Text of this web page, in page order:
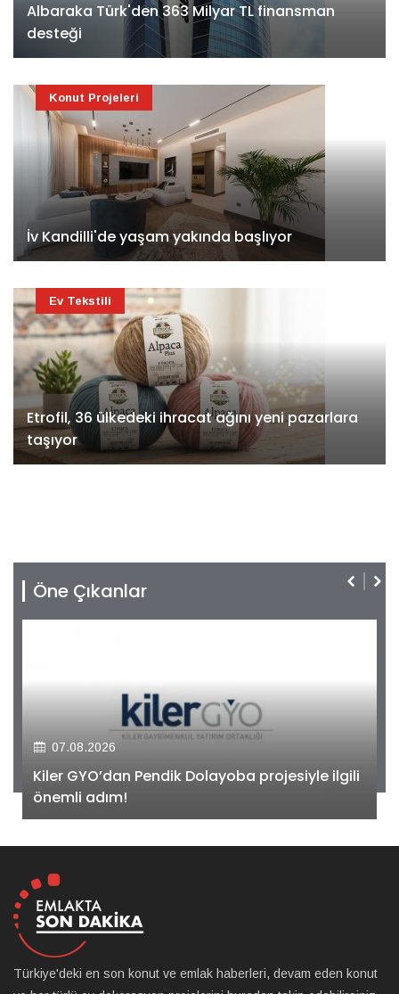
Albaraka Türk'den 363 Milyar TL finansman
desteği
İv Kandilli'de yaşam yakında başlıyor
Konut Projeleri
Etrofil, 36 ülkedeki ihracat ağını yeni pazarlara
taşıyor
Ev Tekstili
Öne Çıkanlar
07.08.2026
Kiler GYO’dan Pendik Dolayoba projesiyle ilgili
önemli adım!
Türkiye'deki en son konut ve emlak haberleri, devam eden konut